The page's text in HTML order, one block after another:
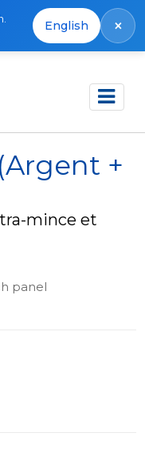
English ×
vidéo
+
mince et
panel